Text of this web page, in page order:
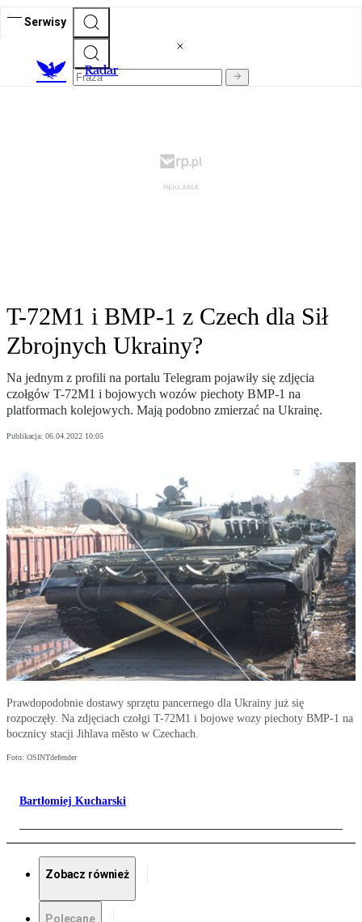
Serwisy
Radar
T-72M1 i BMP-1 z Czech dla Sił
Zbrojnych Ukrainy?
Na jednym z profili na portalu Telegram pojawiły się zdjęcia
czołgów T-72M1 i bojowych wozów piechoty BMP-1 na
platformach kolejowych. Mają podobno zmierzać na Ukrainę.
Publikacja: 06.04.2022 10:05
Prawdopodobnie dostawy sprzętu pancernego dla Ukrainy już się
rozpoczęły. Na zdjęciach czołgi T-72M1 i bojowe wozy piechoty BMP-1 na
bocznicy stacji Jihlava mĕsto w Czechach.
Foto: OSINTdefender
Bartłomiej Kucharski
Zobacz również
Polecane